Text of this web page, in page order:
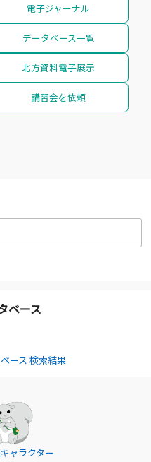
電子ジャーナル
データベース一覧
北方資料電子展示
講習会を依頼
ベース
ース 検索結果
ャラクター